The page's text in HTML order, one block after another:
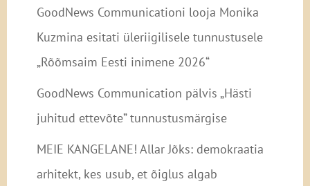
GoodNews Communicationi looja Monika
Kuzmina esitati üleriigilisele tunnustusele
„Rõõmsaim Eesti inimene 2026“
GoodNews Communication pälvis „Hästi
juhitud ettevõte” tunnustusmärgise
MEIE KANGELANE! Allar Jõks: demokraatia
arhitekt, kes usub, et õiglus algab